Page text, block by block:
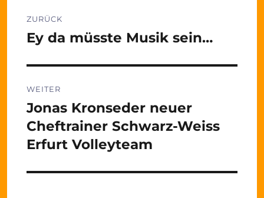
ZURÜCK
Vorheriger
Ey da müsste Musik sein…
WEITER
Nächster
Beitrag:
Jonas Kronseder neuer
Cheftrainer Schwarz-Weiss
Erfurt Volleyteam